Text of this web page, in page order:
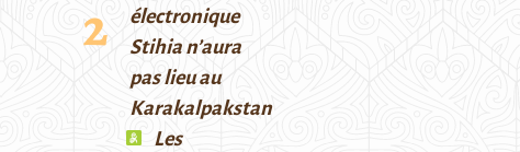
électronique
Stihia n’aura
pas lieu au
Karakalpakstan
Les